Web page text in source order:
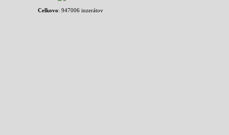
Celkovo: 947006 inzerátov